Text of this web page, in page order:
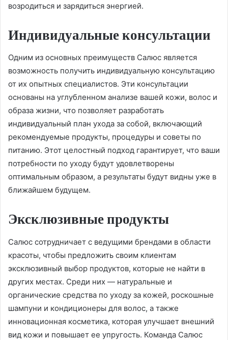
возродиться и зарядиться энергией.
Индивидуальные консультации
Одним из основных преимуществ Салюс является
возможность получить индивидуальную консультацию
от их опытных специалистов. Эти консультации
основаны на углубленном анализе вашей кожи, волос и
образа жизни, что позволяет разработать
индивидуальный план ухода за собой, включающий
рекомендуемые продукты, процедуры и советы по
питанию. Этот целостный подход гарантирует, что ваши
потребности по уходу будут удовлетворены
оптимальным образом, а результаты будут видны уже в
ближайшем будущем.
Эксклюзивные продукты
Салюс сотрудничает с ведущими брендами в области
красоты, чтобы предложить своим клиентам
эксклюзивный выбор продуктов, которые не найти в
других местах. Среди них — натуральные и
органические средства по уходу за кожей, роскошные
шампуни и кондиционеры для волос, а также
инновационная косметика, которая улучшает внешний
вид кожи и повышает ее упругость. Команда Салюс